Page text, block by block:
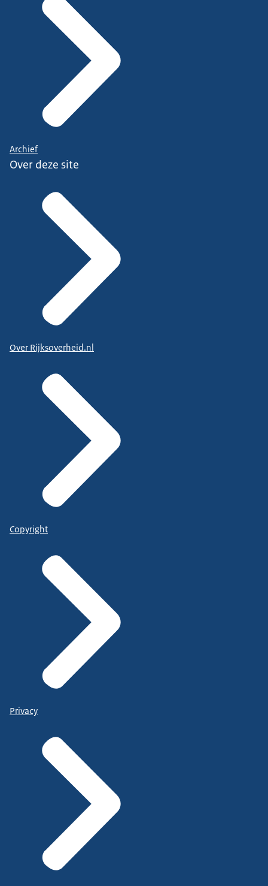
Archief
Over deze site
Over Rijksoverheid.nl
Copyright
Privacy